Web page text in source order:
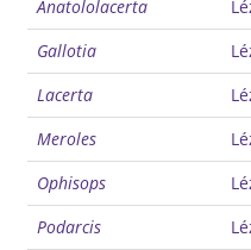
Anatololacerta
Gallotia
Lacerta
Meroles
Ophisops
Podarcis